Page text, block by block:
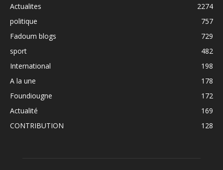
Actualites
2274
politique
757
Fadoum blogs
729
sport
482
International
198
A la une
178
Foundiougne
172
Actualité
169
CONTRIBUTION
128